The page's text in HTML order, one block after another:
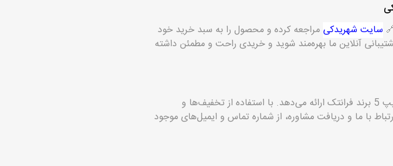
سایت شهریدکی مراجعه کرده و محصول را به سبد خرید خود
آنلاین ما بهره‌مند شوید و خریدی راحت و مطمئن داشته
شهریدکی بهترین قیمت‌ها را برای بلبرینگ چرخ جلو پژو 405 و تیپ 5 برند فرانتک ارائه می‌دهد. با استفاده از تخفیف‌ها و
با ما و دریافت مشاوره، از شماره تماس و ایمیل‌های موجود